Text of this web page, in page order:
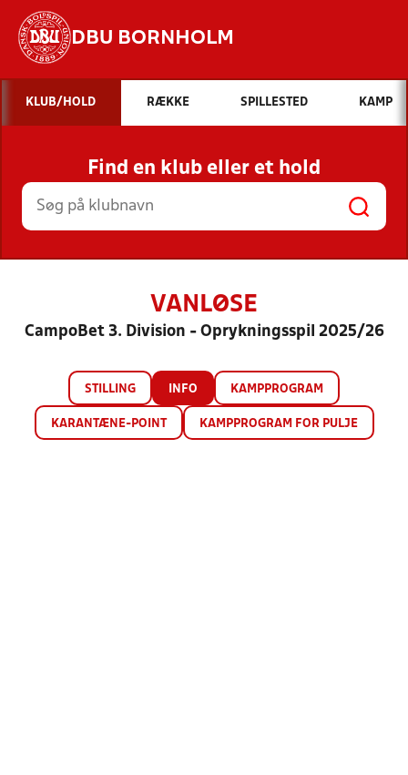
DBU BORNHOLM
Hvad vil du søge efter?
INDHOLD OG NYHEDER
STILLINGER, RESULTATER, KLUBBER OG
HOLD
KLUB/HOLD RÆKKE SPILLESTED KAMP
Find en klub eller et hold
VANLØSE
CampoBet 3. Division - Oprykningsspil 2025/26
STILLING INFO KAMPPROGRAM
KARANTÆNE-POINT KAMPPROGRAM FOR PULJE